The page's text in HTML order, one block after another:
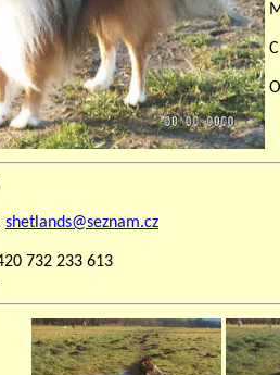
shetlands@seznam.cz
233 613